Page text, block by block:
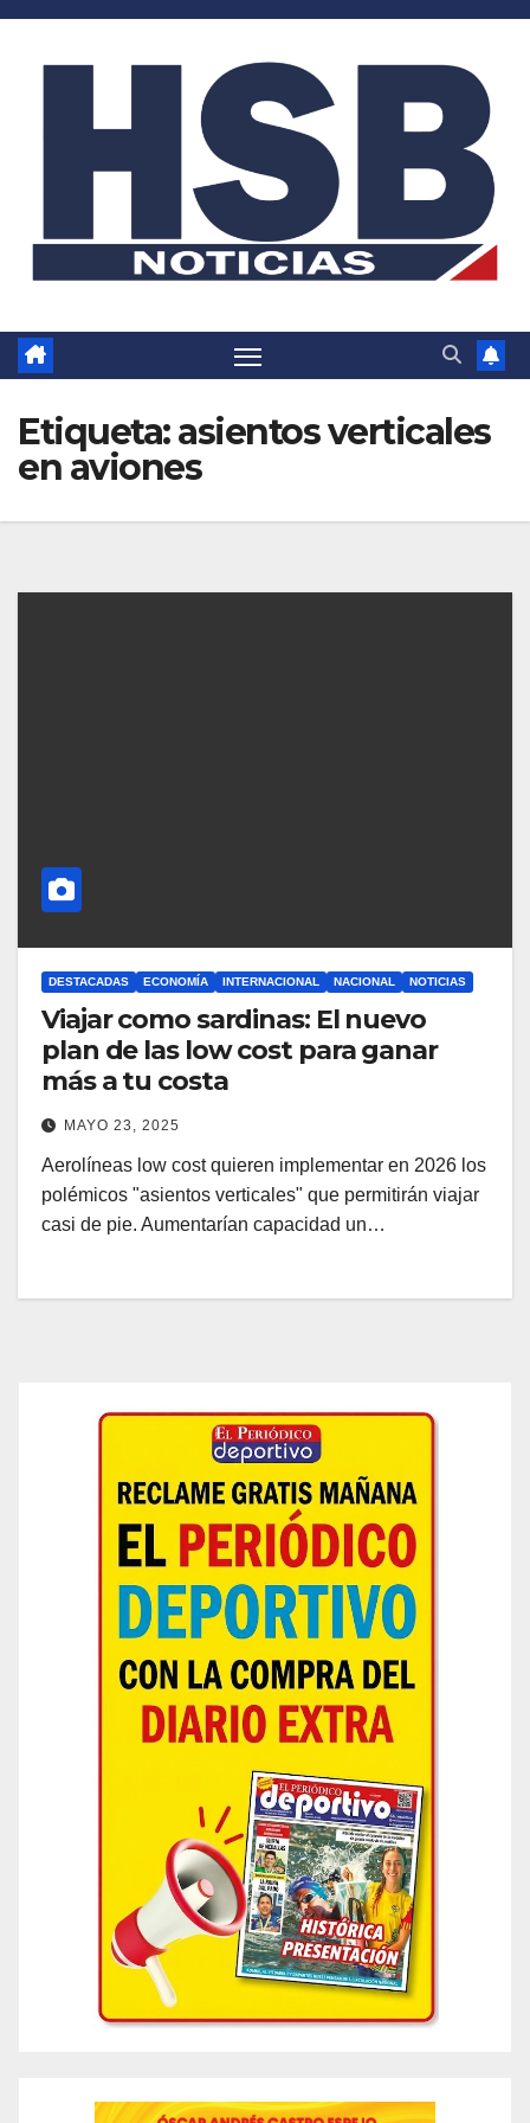
Saltar
Etiqueta:asientos verticales
en aviones
DESTACADAS ECONOMÍA INTERNACIONAL NACIONAL NOTICIAS
Viajar como sardinas: El nuevo
plan de las low cost para ganar
más a tu costa
MAYO 23, 2025
Aerolíneas low cost quieren implementar en 2026 los
polémicos "asientos verticales" que permitirán viajar
casi de pie. Aumentarían capacidad un…